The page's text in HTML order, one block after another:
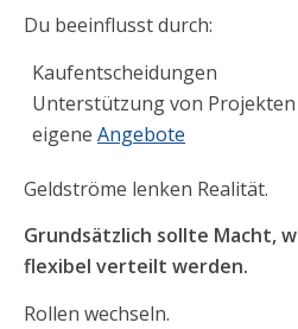
Du beeinflusst durch:
Kaufentscheidungen
Unterstützung von Projekten
eigene Angebote
Geldströme lenken Realität.
Grundsätzlich sollte Macht,
flexibel verteilt werden.
Rollen wechseln.